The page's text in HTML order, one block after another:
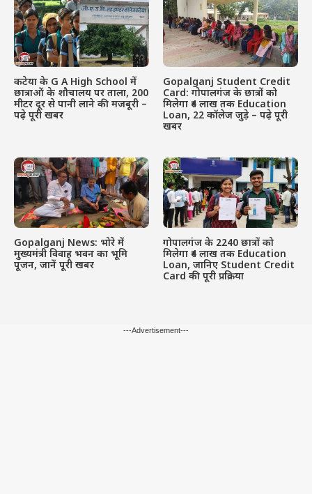
कटेया के G A High School में
छात्राओं के शौचालय पर ताला, 200
मीटर दूर से पानी लाने की मजबूरी –
पढ़े पूरी खबर
Gopalganj Student Credit
Card: गोपालगंज के छात्रों को
मिलेगा ₹4 लाख तक Education
Loan, 22 कॉलेज जुड़े – पढ़े पूरी
खबर
Gopalganj News: भोरे में
मुख्यमंत्री विवाह भवन का भूमि
पूजन, जानें पूरी खबर
गोपालगंज के 2240 छात्रों को
मिलेगा ₹4 लाख तक Education
Loan, जानिए Student Credit
Card की पूरी प्रक्रिया
---Advertisement---